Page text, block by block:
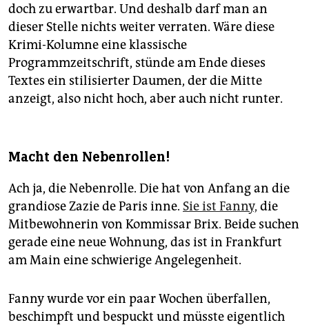
doch zu erwartbar. Und deshalb darf man an
dieser Stelle nichts weiter verraten. Wäre diese
Krimi-Kolumne eine klassische
Programmzeitschrift, stünde am Ende dieses
Textes ein stilisierter Daumen, der die Mitte
anzeigt, also nicht hoch, aber auch nicht runter.
Macht den Nebenrollen!
Ach ja, die Nebenrolle. Die hat von Anfang an die
grandiose Zazie de Paris inne. Sie ist Fanny, die
Mitbewohnerin von Kommissar Brix. Beide suchen
gerade eine neue Wohnung, das ist in Frankfurt
am Main eine schwierige Angelegenheit.
Fanny wurde vor ein paar Wochen überfallen,
beschimpft und bespuckt und müsste eigentlich